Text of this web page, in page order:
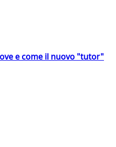
e come il nuovo "tutor"